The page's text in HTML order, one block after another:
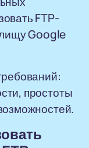
FTP-
Google
простоты